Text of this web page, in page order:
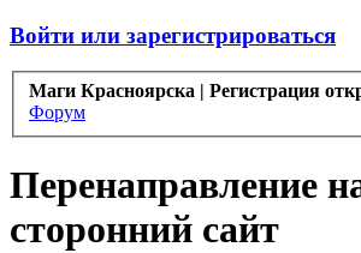
Войти или зарегистрироваться
Маги Красноярска | Регистрация
Форум
Перенаправление
сторонний сайт